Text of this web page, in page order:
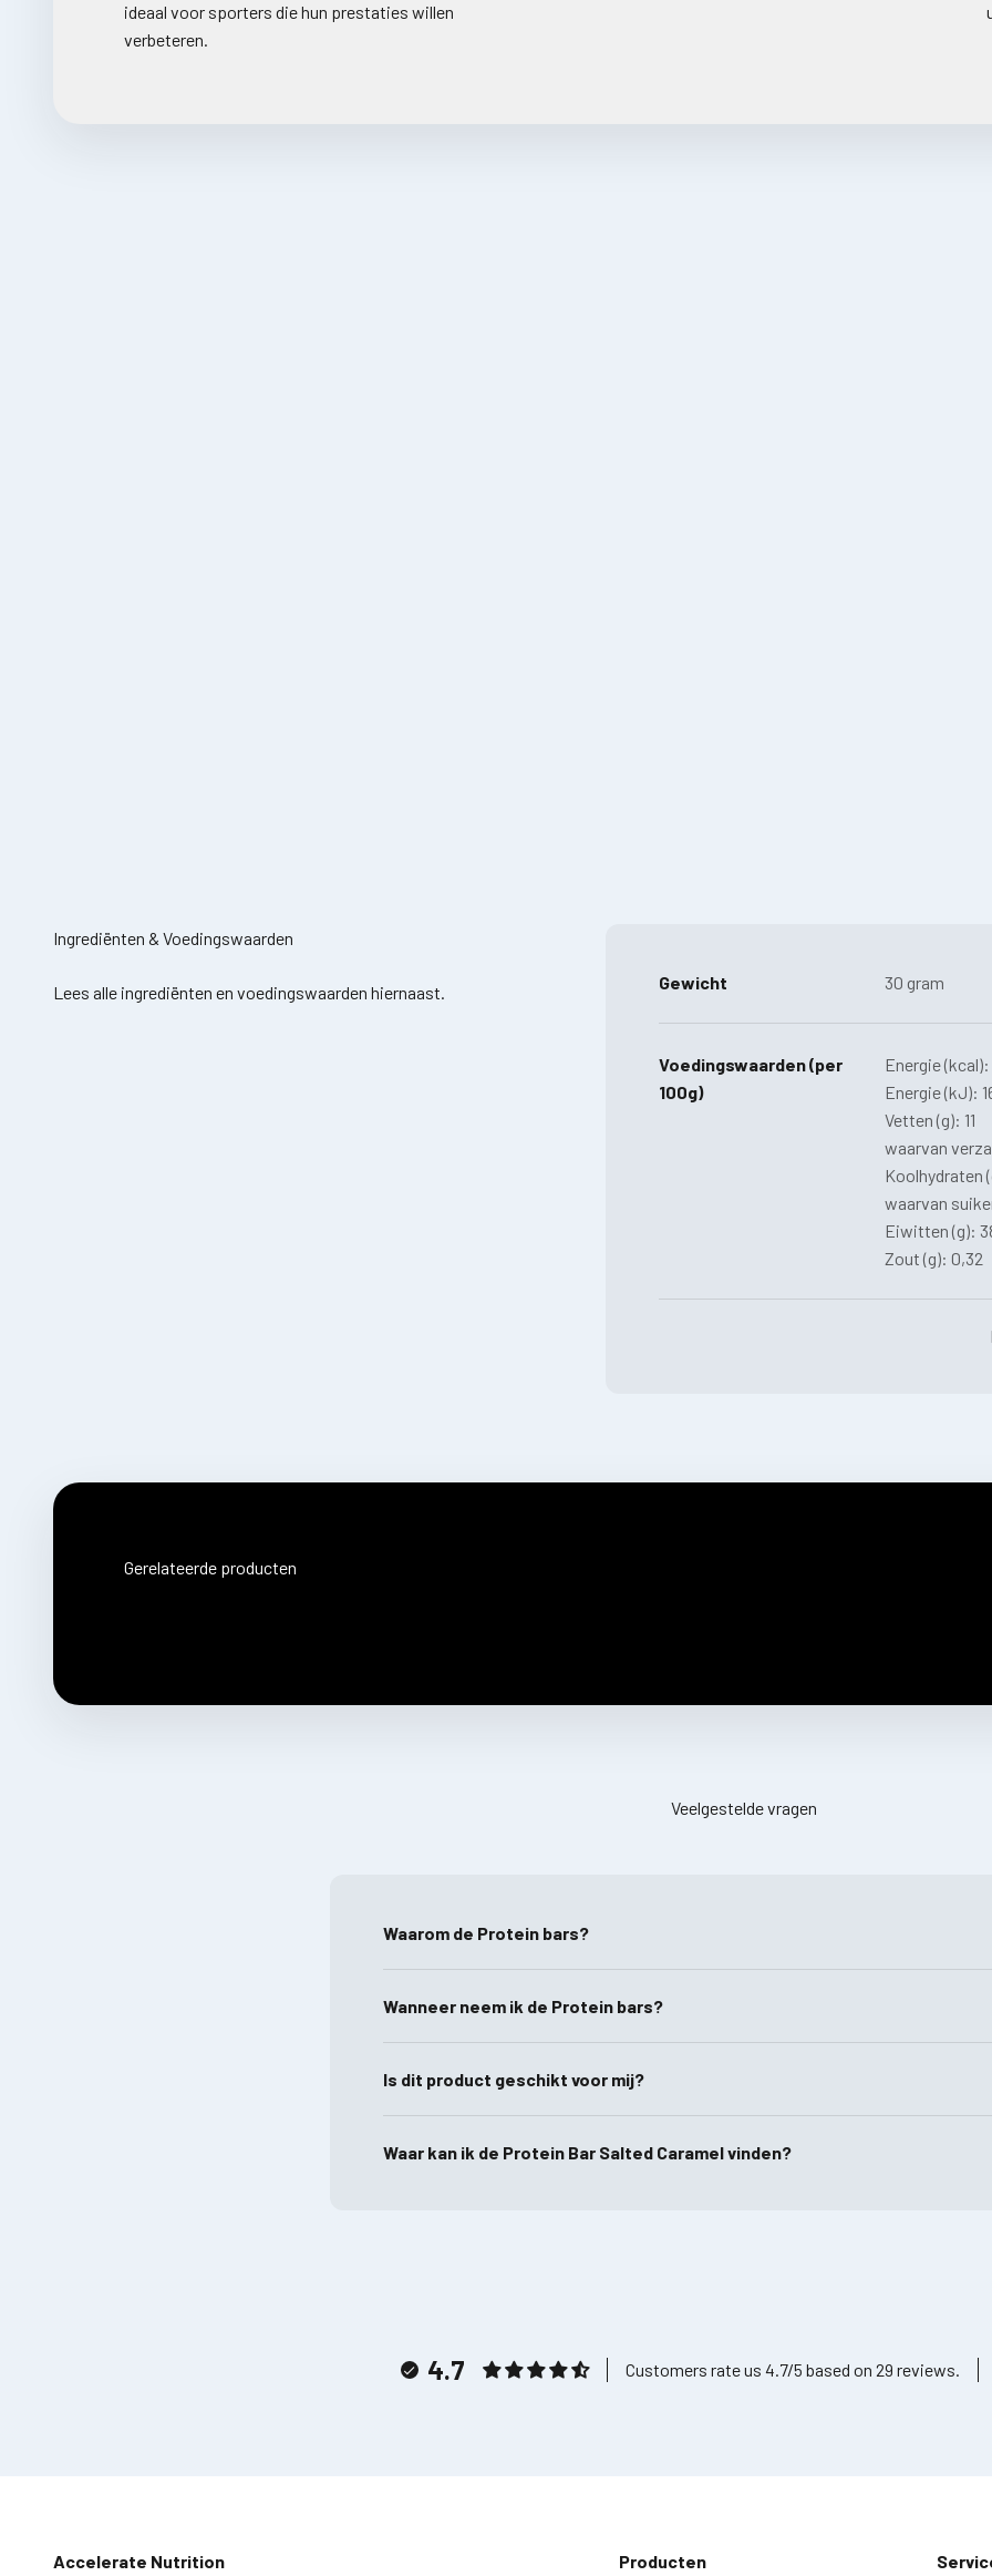
ideaal voor sporters die hun prestaties willen
verbeteren.
Ingrediënten & Voedingswaarden
Lees alle ingrediënten en voedingswaarden hiernaast. Gewicht 30 gram
Voedingswaarden (per
100g)
Energie
Energie (kJ):
Vetten (g): 11
waarvan
Koolhydraten
waarvan
Eiwitten (g):
Zout (g): 0,32
Veelgestelde vragen
Waarom de Protein bars?
Wanneer neem ik de Protein bars?
Is dit product geschikt voor mij?
Waar kan ik de Protein Bar Salted Caramel vinden?
4.7 Customers rate us 4.7/5 based on 29 reviews.
Accelerate Nutrition Producten